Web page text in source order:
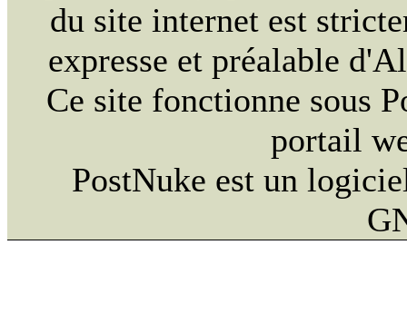
du site internet est
expresse et préalable
Ce site fonctionne sous
portail
PostNuke est un